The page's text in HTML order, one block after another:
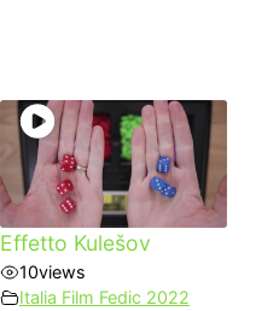
Effetto Kulešov
10views
Italia Film Fedic 2022